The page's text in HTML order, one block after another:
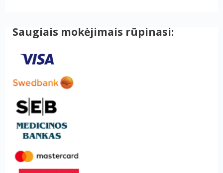
Saugiais mokėjimais rūpinasi: